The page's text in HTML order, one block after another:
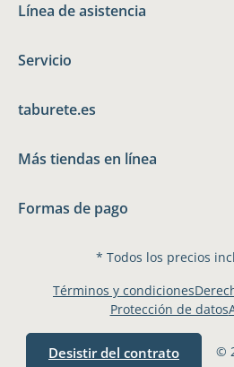
Línea de asistencia
Servicio
taburete.es
Más tiendas en línea
Formas de pago
* Todos los precios
Desistir del contrato ©
Términos y condiciones
Protección de datos